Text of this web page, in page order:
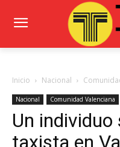
Inicio Nacional
Nacional Comunidad Valenciana
Un
taxista en